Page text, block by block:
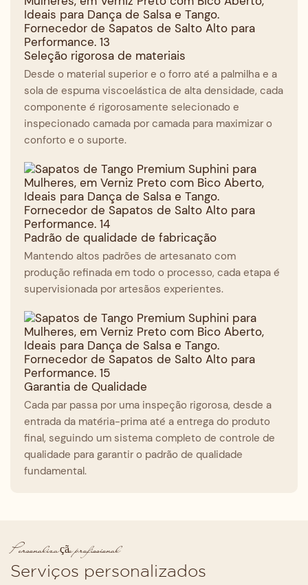
Seleção rigorosa de materiais
Desde o material superior e o forro até a palmilha e a
sola de espuma viscoelástica de alta densidade, cada
componente é rigorosamente selecionado e
inspecionado camada por camada para maximizar o
conforto e o suporte.
Padrão de qualidade de fabricação
Mantendo altos padrões de artesanato com
produção refinada em todo o processo, cada etapa é
supervisionada por artesãos experientes.
Garantia de Qualidade
Cada par passa por uma inspeção rigorosa, desde a
entrada da matéria-prima até a entrega do produto
final, seguindo um sistema completo de controle de
qualidade para garantir o padrão de qualidade
fundamental.
Personalização profissional
Serviços personalizados